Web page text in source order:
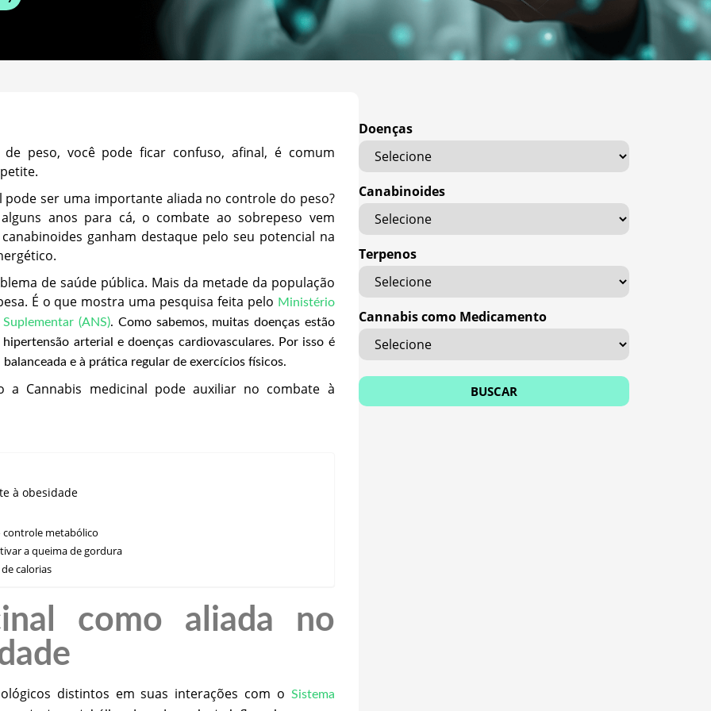
peso, você pode ficar confuso, afinal, é comum
pode ser uma importante aliada no controle do peso?
anos para cá, o combate ao sobrepeso vem
ganham destaque pelo seu potencial na
de saúde pública. Mais da metade da população
É o que mostra uma pesquisa feita pelo Ministério
(ANS). Como sabemos, muitas doenças estão
arterial e doenças cardiovasculares. Por isso é
e à prática regular de exercícios físicos.
Cannabis medicinal pode auxiliar no combate à
à obesidade
controle metabólico
a queima de gordura
calorias
como aliada no
distintos em suas interações com o Sistema
Doenças
Canabinoides
Terpenos
Cannabis como Medicamento